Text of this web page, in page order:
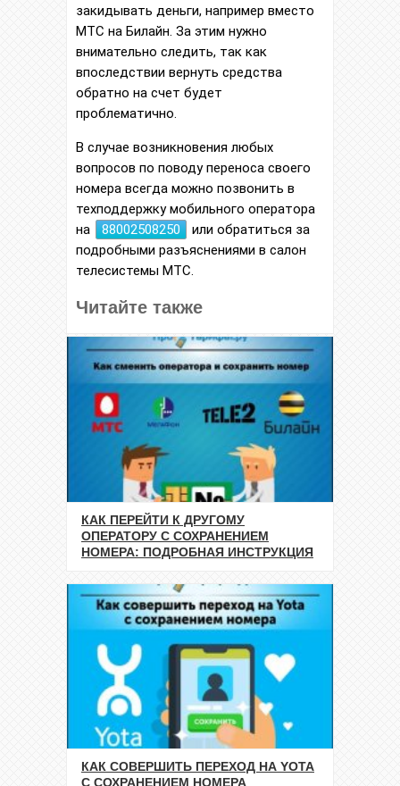
закидывать деньги, например вместо
МТС на Билайн. За этим нужно
внимательно следить, так как
впоследствии вернуть средства
обратно на счет будет
проблематично.
В случае возникновения любых
вопросов по поводу переноса своего
номера всегда можно позвонить в
техподдержку мобильного оператора
на
88002508250
или обратиться за
подробными разъяснениями в салон
телесистемы МТС.
Читайте также
КАК ПЕРЕЙТИ К ДРУГОМУ
ОПЕРАТОРУ С СОХРАНЕНИЕМ
НОМЕРА: ПОДРОБНАЯ ИНСТРУКЦИЯ
КАК СОВЕРШИТЬ ПЕРЕХОД НА YOTA
С СОХРАНЕНИЕМ НОМЕРА